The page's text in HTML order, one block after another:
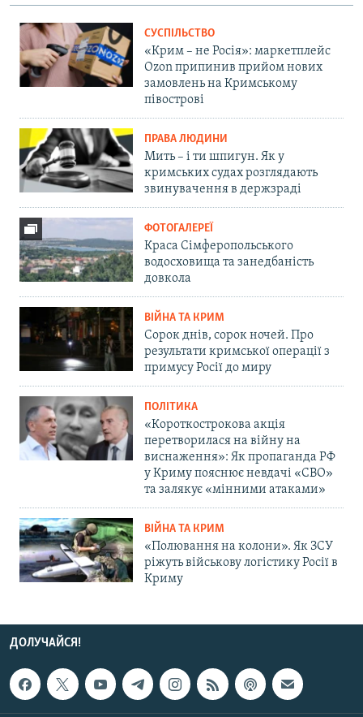
СУСПІЛЬСТВО
«Крим – не Росія»: маркетплейс
Ozon припинив прийом нових
замовлень на Кримському
півострові
ПРАВА ЛЮДИНИ
Мить – і ти шпигун. Як у
кримських судах розглядають
звинувачення в держзраді
ФОТОГАЛЕРЕЇ
Краса Сімферопольського
водосховища та занедбаність
довкола
ВІЙНА ТА КРИМ
Сорок днів, сорок ночей. Про
результати кримської операції з
примусу Росії до миру
ПОЛІТИКА
«Короткострокова акція
перетворилася на війну на
виснаження»: Як пропаганда РФ
у Криму пояснює невдачі «СВО»
та залякує «мінними атаками»
ВІЙНА ТА КРИМ
«Полювання на колони». Як ЗСУ
ріжуть військову логістику Росії в
Криму
ДОЛУЧАЙСЯ!